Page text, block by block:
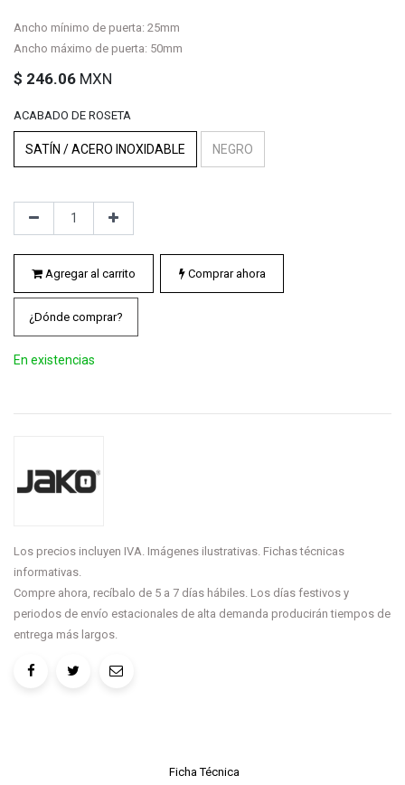
Ancho mínimo de puerta: 25mm
Ancho máximo de puerta: 50mm
$ 246.06 MXN
ACABADO DE ROSETA
SATÍN / ACERO INOXIDABLE NEGRO
Agregar al carrito Comprar ahora
¿Dónde comprar?
En existencias
Los precios incluyen IVA. Imágenes ilustrativas. Fichas técnicas
informativas.
Compre ahora, recíbalo de 5 a 7 días hábiles. Los días festivos y
periodos de envío estacionales de alta demanda producirán tiempos de
entrega más largos.
Ficha Técnica